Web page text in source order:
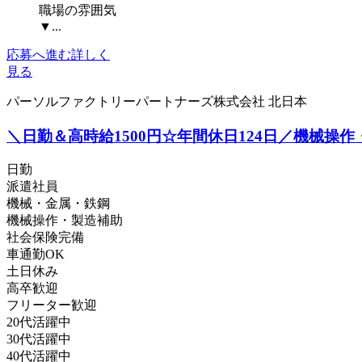
職場の雰囲気
▼...
応募へ進む詳しく
見る
パーソルファクトリーパートナーズ株式会社 北日本
＼日勤＆高時給1500円☆年間休日124日／機械操作
日勤
派遣社員
機械・金属・鉄鋼
機械操作・製造補助
社会保険完備
車通勤OK
土日休み
高卒歓迎
フリーター歓迎
20代活躍中
30代活躍中
40代活躍中